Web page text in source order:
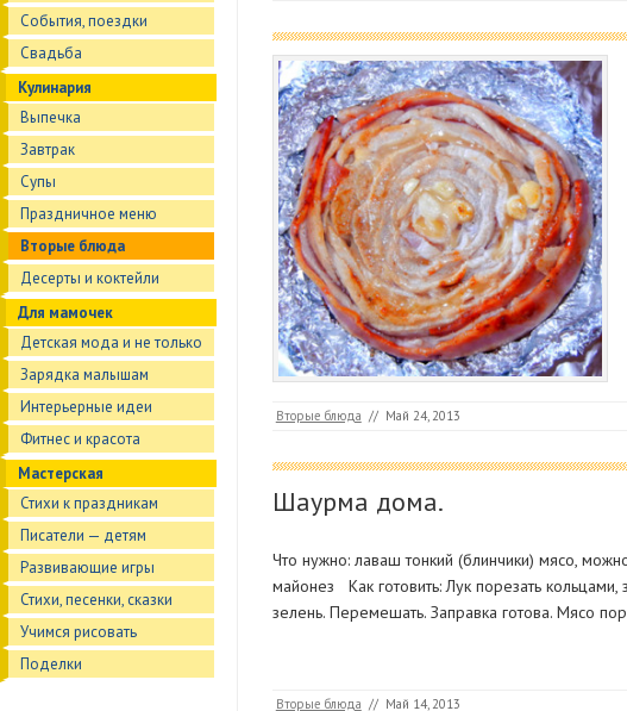
События, поездки
Свадьба
Кулинария
Выпечка
Завтрак
Супы
Праздничное меню
Вторые блюда
Десерты и коктейли
Для мамочек
Детская мода и не только
Зарядка малышам
Интерьерные идеи
Фитнес и красота
Мастерская
Стихи к праздникам
Писатели — детям
Развивающие игры
Стихи, песенки, сказки
Учимся рисовать
Поделки
Вторые блюда // Май 24, 2013
Шаурма дома.
Что нужно: лаваш тонкий (блинчики) мясо,
майонез Как готовить: Лук порезать
зелень. Перемешать. Заправка готова. Мясо
Вторые блюда // Май 14, 2013